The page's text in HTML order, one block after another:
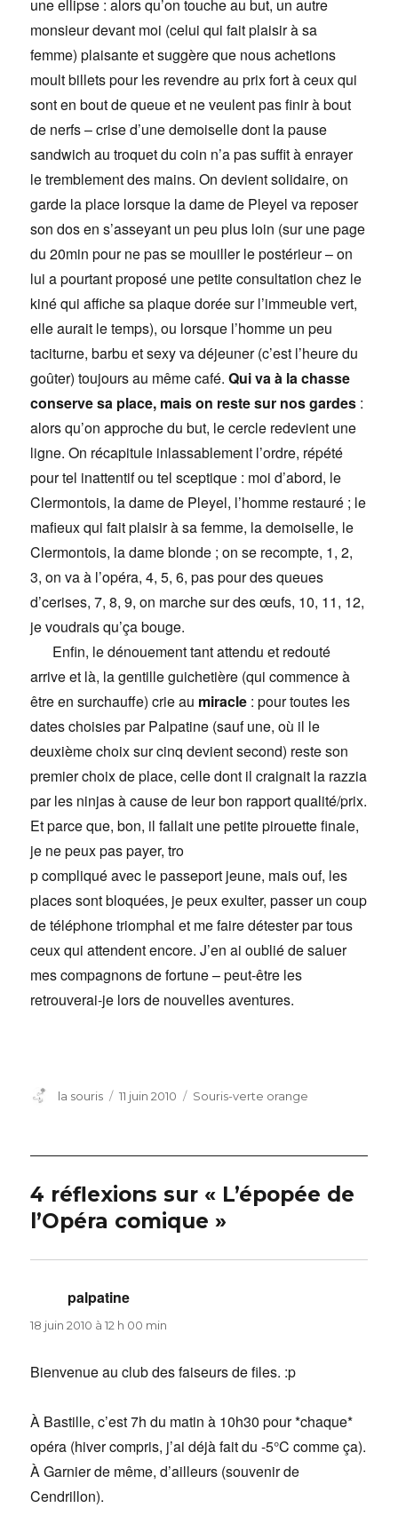
une ellipse : alors qu’on touche au but, un autre
monsieur devant moi (celui qui fait plaisir à sa
femme) plaisante et suggère que nous achetions
moult billets pour les revendre au prix fort à ceux qui
sont en bout de queue et ne veulent pas finir à bout
de nerfs – crise d’une demoiselle dont la pause
sandwich au troquet du coin n’a pas suffit à enrayer
le tremblement des mains. On devient solidaire, on
garde la place lorsque la dame de Pleyel va reposer
son dos en s’asseyant un peu plus loin (sur une page
du 20min pour ne pas se mouiller le postérieur – on
lui a pourtant proposé une petite consultation chez le
kiné qui affiche sa plaque dorée sur l’immeuble vert,
elle aurait le temps), ou lorsque l’homme un peu
taciturne, barbu et sexy va déjeuner (c’est l’heure du
goûter) toujours au même café.Qui va à la chasse
conserve sa place, mais on reste sur nos gardes :
alors qu’on approche du but, le cercle redevient une
ligne. On récapitule inlassablement l’ordre, répété
pour tel inattentif ou tel sceptique : moi d’abord, le
Clermontois, la dame de Pleyel, l’homme restauré ; le
mafieux qui fait plaisir à sa femme, la demoiselle, le
Clermontois, la dame blonde ; on se recompte, 1, 2,
3, on va à l’opéra, 4, 5, 6, pas pour des queues
d’cerises, 7, 8, 9, on marche sur des œufs, 10, 11, 12,
je voudrais qu’ça bouge.
Enfin, le dénouement tant attendu et redouté
arrive et là, la gentille guichetière (qui commence à
être en surchauffe) crie au miracle : pour toutes les
dates choisies par Palpatine (sauf une, où il le
deuxième choix sur cinq devient second) reste son
premier choix de place, celle dont il craignait la razzia
par les ninjas à cause de leur bon rapport qualité/prix.
Et parce que, bon, il fallait une petite pirouette finale,
je ne peux pas payer, tro
p compliqué avec le passeport jeune, mais ouf, les
places sont bloquées, je peux exulter, passer un coup
de téléphone triomphal et me faire détester par tous
ceux qui attendent encore. J’en ai oublié de saluer
mes compagnons de fortune – peut-être les
retrouverai-je lors de nouvelles aventures.
Auteur
la souris
Publié
11 juin 2010 Catégories
Souris-verte orange
4 réflexions sur « L’épopée de
l’Opéra comique »
palpatine
18 juin 2010 à 12 h 00 min
Bienvenue au club des faiseurs de files. :p
À Bastille, c’est 7h du matin à 10h30 pour *chaque*
opéra (hiver compris, j’ai déjà fait du -5°C comme ça).
À Garnier de même, d’ailleurs (souvenir de
Cendrillon).